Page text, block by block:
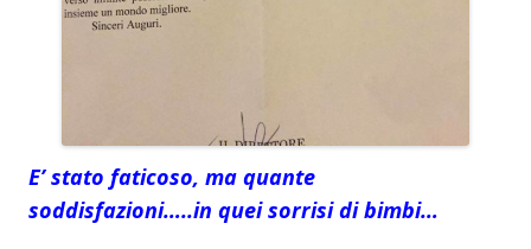
E’ stato faticoso, ma quante
soddisfazioni…..in quei sorrisi di bimbi…